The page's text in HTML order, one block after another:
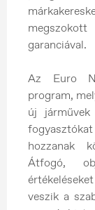
garanciával.
Az Euro
program,
új
hozzanak
Átfogó,
veszik a